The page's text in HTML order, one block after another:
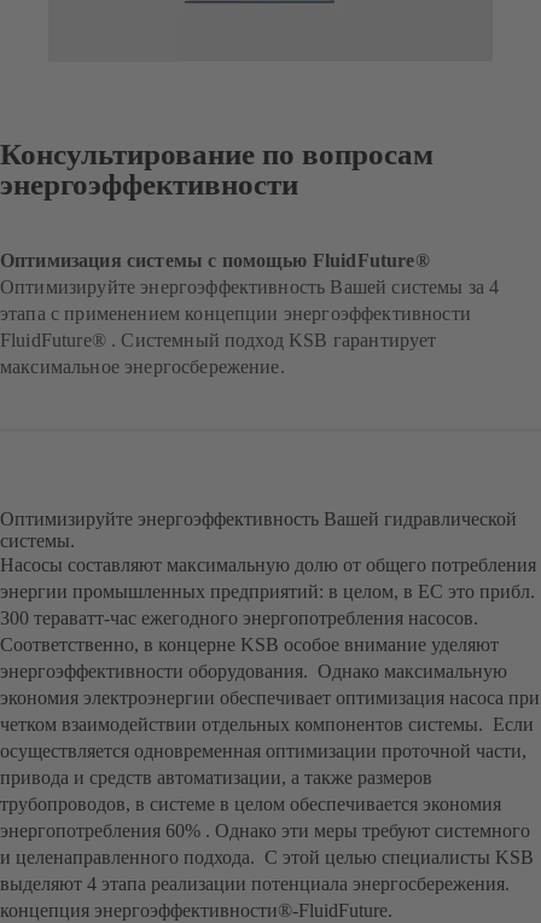
Консультирование по вопросам
энергоэффективности
Оптимизация системы с помощью FluidFuture®
Оптимизируйте энергоэффективность Вашей системы за 4
этапа с применением концепции энергоэффективности
FluidFuture® . Системный подход KSB гарантирует
максимальное энергосбережение.
Оптимизируйте энергоэффективность Вашей гидравлической
системы.
Насосы составляют максимальную долю от общего потребления
энергии промышленных предприятий: в целом, в ЕС это прибл.
300 тераватт-час ежегодного энергопотребления насосов.
Соответственно, в концерне KSB особое внимание уделяют
энергоэффективности оборудования. Однако максимальную
экономия электроэнергии обеспечивает оптимизация насоса при
четком взаимодействии отдельных компонентов системы. Если
осуществляется одновременная оптимизации проточной части,
привода и средств автоматизации, а также размеров
трубопроводов, в системе в целом обеспечивается экономия
энергопотребления 60% . Однако эти меры требуют системного
и целенаправленного подхода. С этой целью специалисты KSB
выделяют 4 этапа реализации потенциала энергосбережения.
концепция энергоэффективности®-FluidFuture.